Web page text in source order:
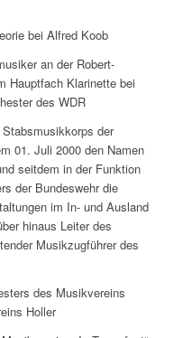
bei Alfred Koob
an der Robert-
Hauptfach Klarinette bei
des WDR
der
01. Juli 2000 den Namen
seitdem in der Funktion
der Bundeswehr die
im In- und Ausland
hinaus Leiter des
Musikzugführer des
des Musikvereins
Holler